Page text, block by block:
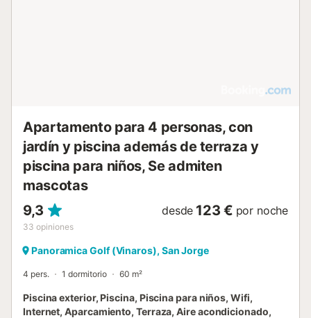
Apartamento para 4 personas, con
jardín y piscina además de terraza y
piscina para niños, Se admiten
mascotas
9,3
33 opiniones
desde 123 € por noche
Panoramica Golf (Vinaros), San Jorge
4 pers. 1 dormitorio 60 m²
Piscina exterior, Piscina, Piscina para niños, Wifi,
Internet, Aparcamiento, Terraza, Aire acondicionado,